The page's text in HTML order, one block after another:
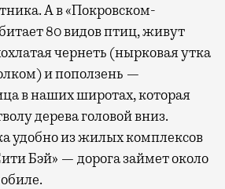
А в «Покровском-
80 видов птиц, живут
чернеть (нырковая утка
и поползень —
в наших широтах, которая
дерева головой вниз.
удобно из жилых комплексов
Бэй» — дорога займет около